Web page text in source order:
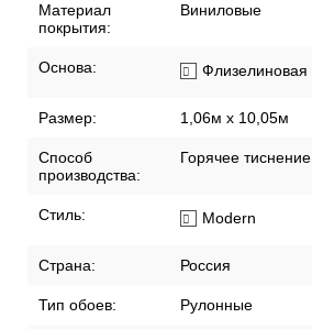
Материал
покрытия:
Виниловые
Основа: Флизелиновая
Размер: 1,06м х 10,05м
Способ
производства:
Горячее тиснение
Стиль: Modern
Страна: Россия
Тип обоев: Рулонные